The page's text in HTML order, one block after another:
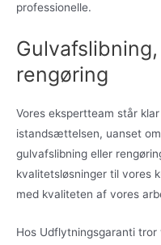
professionelle.
rengøring
Vores ekspertteam står
istandsættelsen, uanset
gulvafslibning eller
kvalitetsløsninger til vores
med kvaliteten af vores
Hos Udflytningsgaranti